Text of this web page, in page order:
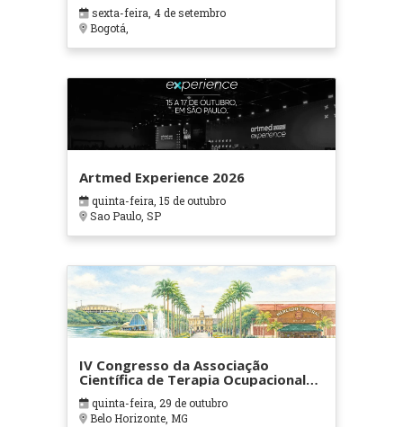
sexta-feira, 4 de setembro
Bogotá,
Artmed Experience 2026
quinta-feira, 15 de outubro
Sao Paulo, SP
IV Congresso da Associação
Científica de Terapia Ocupacional
em Contextos Hospitalares e
Cuidados Paliativos - ATOHOSP
quinta-feira, 29 de outubro
Belo Horizonte, MG